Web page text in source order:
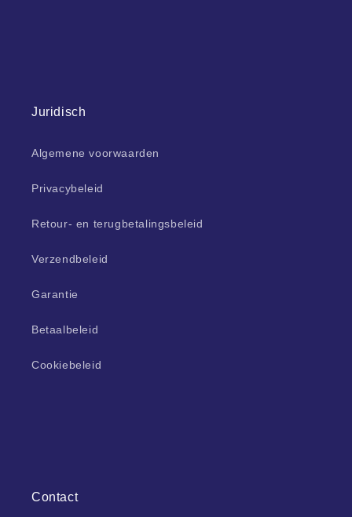
Juridisch
Algemene voorwaarden
Privacybeleid
Retour- en terugbetalingsbeleid
Verzendbeleid
Garantie
Betaalbeleid
Cookiebeleid
Contact